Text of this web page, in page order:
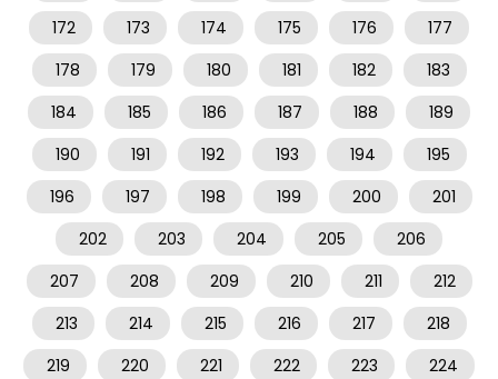
172
173 174 175 176
177
178
179 180 181 182
183
184
185 186 187 188
189
190
191 192 193 194
195
196
197 198 199 200
201
202
203 204 205
206
207
208 209 210 211
212
213
214 215 216 217
218
219
220 221 222 223
224